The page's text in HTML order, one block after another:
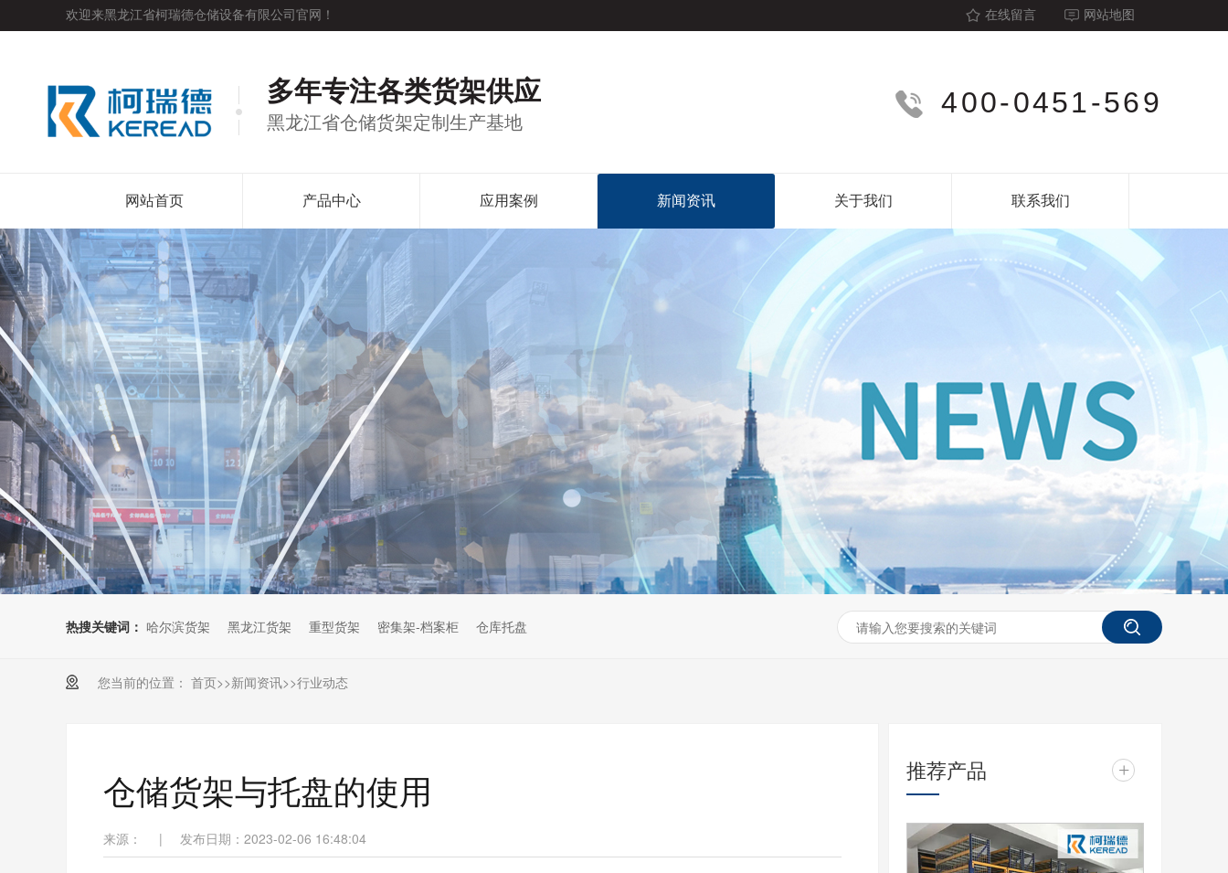
在线留言 网站地图
欢迎来黑龙江省柯瑞德仓储设备有限公司官网！
400-0451-569
多年专注各类货架供应
黑龙江省仓储货架定制生产基地
网站首页 产品中心 应用案例 新闻资讯 关于我们 联系我们
热搜关键词： 哈尔滨货架 黑龙江货架 重型货架 密集架-档案柜 仓库托盘
您当前的位置： 首页>>新闻资讯>>行业动态
仓储货架与托盘的使用
来源： | 发布日期：2023-02-06 16:48:04
推荐产品 +